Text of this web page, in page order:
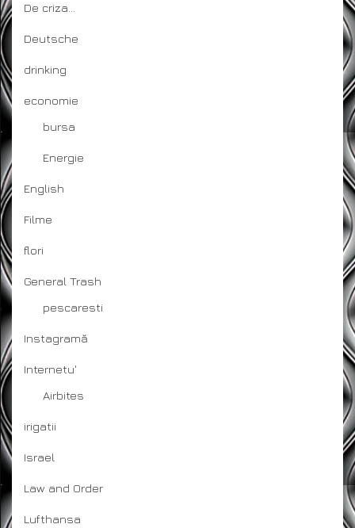
De criza…
Deutsche
drinking
economie
bursa
Energie
English
Filme
flori
General Trash
pescaresti
Instagramă
Internetu'
Airbites
irigatii
Israel
Law and Order
Lufthansa